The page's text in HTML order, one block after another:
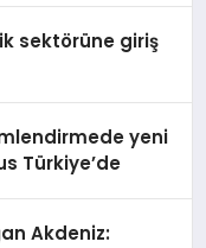
sektörüne giriş
yeni
Türkiye’de
Akdeniz: